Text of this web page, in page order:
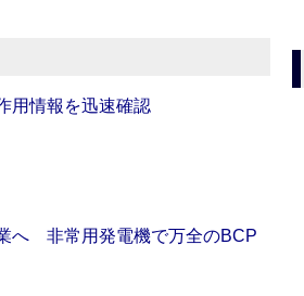
用情報を迅速確認
へ 非常用発電機で万全のBCP